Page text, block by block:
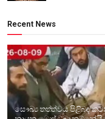
Recent News
සෞඛ්‍ය තත්ත්වය පිළිබඳ